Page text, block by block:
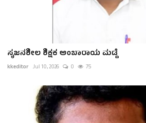
ಸೃಜನಶೀಲ ಶಿಕ್ಷಕ ಅಂಬಾರಾಯ ಮಡ್ದೆ
kkeditor Jul 10, 2026 0 75